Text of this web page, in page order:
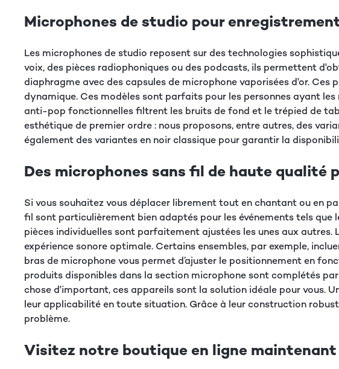
Microphones de studio pour
Les microphones de studio reposent sur des technologies
voix, des pièces radiophoniques ou des podcasts, ils permettent
diaphragme avec des capsules de microphone vaporisées d'or.
dynamique. Ces modèles sont parfaits pour les personnes ayant
anti-pop fonctionnelles filtrent les bruits de fond et le trépied de
esthétique de premier ordre : nous proposons, entre autres, des
également des variantes en noir classique pour garantir la
Des microphones sans fil de haute qualité
Si vous souhaitez vous déplacer librement tout en chantant ou en
fil sont particulièrement bien adaptés pour les événements tels que
pièces individuelles sont parfaitement ajustées les unes aux
expérience sonore optimale. Certains ensembles, par exemple,
bras de microphone vous permet d’ajuster le positionnement en
produits disponibles dans la section microphone sont complétés
chose d'important, ces appareils sont la solution idéale pour vous.
leur applicabilité en toute situation. Grâce à leur construction
problème.
Visitez notre boutique en ligne